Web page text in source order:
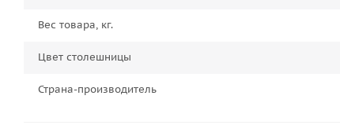
Вес товара, кг.
Цвет столешницы
Страна-производитель